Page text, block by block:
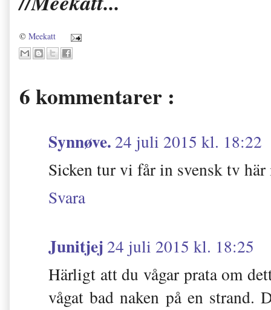
© Meekatt
6 kommentarer :
Synnøve. 24 juli 2015 kl. 18:22
Sicken tur vi får in svensk tv
Svara
Junitjej 24 juli 2015 kl. 18:25
Härligt att du vågar prata om
vågat bad naken på en strand.